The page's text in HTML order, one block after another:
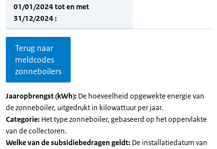
01/01/2024 tot en met
31/12/2024 :
Terug naar
meldcodes
zonneboilers
Jaaropbrengst (kWh): De hoeveelheid opgewekte energie van
de zonneboiler, uitgedrukt in kilowattuur per jaar.
Categorie: Het type zonneboiler, gebaseerd op het oppervlakte
van de collectoren.
Welke van de subsidiebedragen geldt: De installatiedatum van